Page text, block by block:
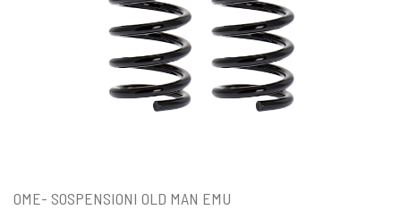
OME- SOSPENSIONI OLD MAN EMU